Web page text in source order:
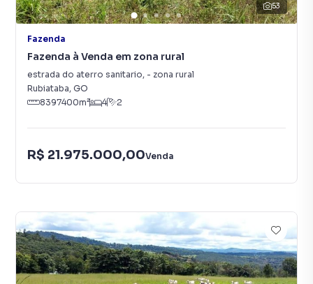
53
Fazenda
Fazenda à Venda em zona rural
estrada do aterro sanitario, - zona rural
Rubiataba, GO
8397400m² 4 2
R$ 21.975.000,00Venda